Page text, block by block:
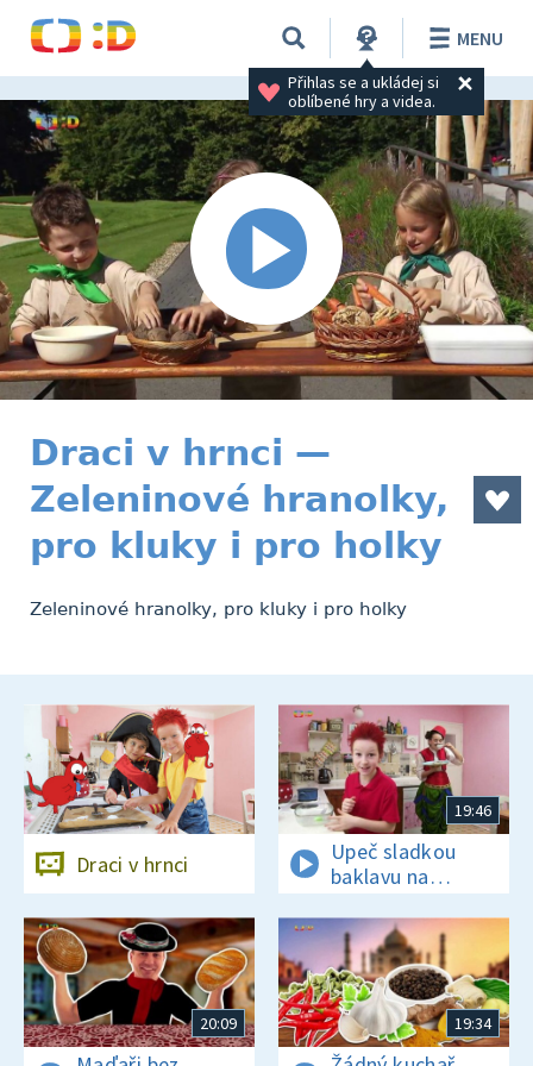
Přihlas se a ukládej si
oblíbené hry a videa.
MENU
Draci v hrnci —
Zeleninové hranolky,
pro kluky i pro holky
Zeleninové hranolky, pro kluky i pro holky
Draci v hrnci
19:46
Upeč sladkou
baklavu na
tureckou oslavu
20:09 19:34